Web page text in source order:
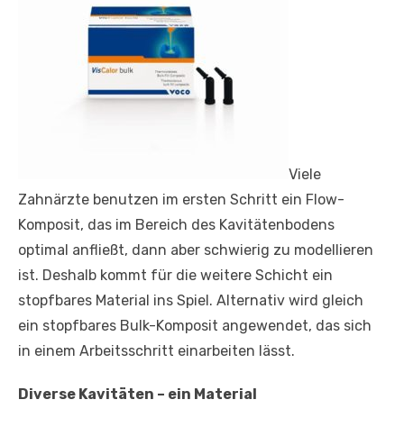
Viele
Zahnärzte benutzen im ersten Schritt ein Flow-
Komposit, das im Bereich des Kavitätenbodens
optimal anfließt, dann aber schwierig zu modellieren
ist. Deshalb kommt für die weitere Schicht ein
stopfbares Material ins Spiel. Alternativ wird gleich
ein stopfbares Bulk-Komposit angewendet, das sich
in einem Arbeitsschritt einarbeiten lässt.
Diverse Kavitäten – ein Material